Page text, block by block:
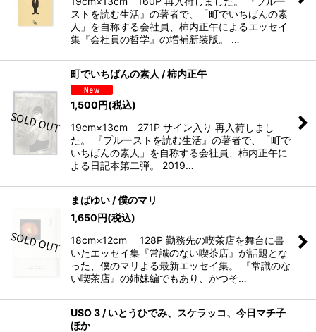
ストを読む生活』の著者で、「町でいちばんの素
人」を自称する会社員、柿内正午によるエッセイ
集『会社員の哲学』の増補新装版。 …
町でいちばんの素人 / 柿内正午
1,500円(税込)
19cm×13cm 271P サイン入り 再入荷しまし
た。 『プルーストを読む生活』の著者で、「町で
いちばんの素人」を自称する会社員、柿内正午に
よる日記本第二弾。 2019…
まばゆい / 僕のマリ
1,650円(税込)
18cm×12cm 128P 勤務先の喫茶店を舞台に書
いたエッセイ集『常識のない喫茶店』が話題とな
った、僕のマリよる最新エッセイ集。 『常識のな
い喫茶店』の姉妹編でもあり、かつそ…
USO 3 / いとうひでみ、スケラッコ、今日マチ子
ほか